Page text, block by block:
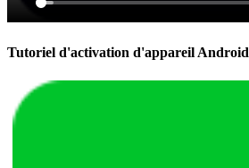
Tutoriel d'activation d'appareil Android